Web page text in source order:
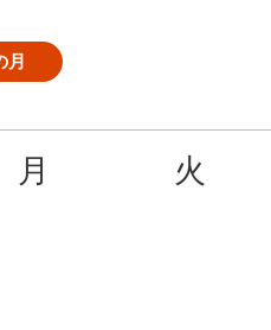
月
月 火